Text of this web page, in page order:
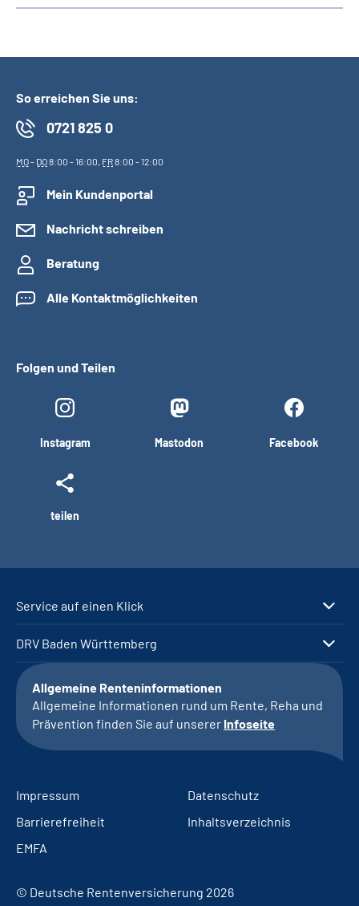
So erreichen Sie uns:
0721 825 0
MO- DO8:00 - 16:00, FR8:00 - 12:00
Mein Kundenportal
Nachricht schreiben
Beratung
Alle Kontaktmöglichkeiten
Folgen und Teilen
Instagram Mastodon Facebook
teilen
Service auf einen Klick
DRV Baden Württemberg
Allgemeine Renteninformationen
Allgemeine Informationen rund um Rente, Reha und
Prävention finden Sie auf unserer Infoseite
Impressum
Datenschutz
Barrierefreiheit
Inhaltsverzeichnis
EMFA
© Deutsche Rentenversicherung 2026